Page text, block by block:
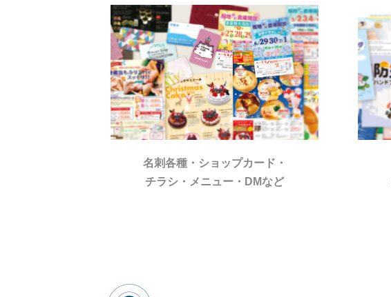
名刺各種・ショップカード・
チラシ・メニュー・DMなど